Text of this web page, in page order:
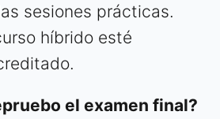
sesiones prácticas.
híbrido esté
el examen final?